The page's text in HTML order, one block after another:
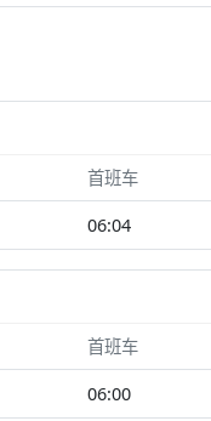
首班车
06:04
首班车
06:00